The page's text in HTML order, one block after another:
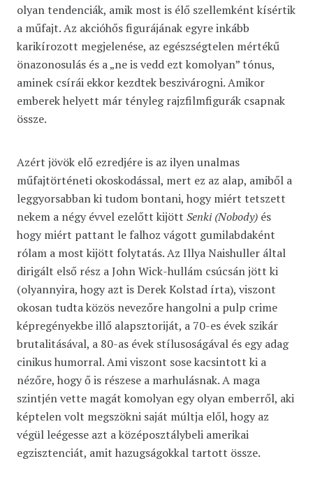
olyan tendenciák, amik most is élő szellemként kísértik
a műfajt. Az akcióhős figurájának egyre inkább
karikírozott megjelenése, az egészségtelen mértékű
önazonosulás és a „ne is vedd ezt komolyan” tónus,
aminek csírái ekkor kezdtek beszivárogni. Amikor
emberek helyett már tényleg rajzfilmfigurák csapnak
össze.
Azért jövök elő ezredjére is az ilyen unalmas
műfajtörténeti okoskodással, mert ez az alap, amiből a
leggyorsabban ki tudom bontani, hogy miért tetszett
nekem a négy évvel ezelőtt kijött Senki (Nobody) és
hogy miért pattant le falhoz vágott gumilabdaként
rólam a most kijött folytatás. Az Illya Naishuller által
dirigált első rész a John Wick-hullám csúcsán jött ki
(olyannyira, hogy azt is Derek Kolstad írta), viszont
okosan tudta közös nevezőre hangolni a pulp crime
képregényekbe illő alapsztoriját, a 70-es évek szikár
brutalitásával, a 80-as évek stílusoságával és egy adag
cinikus humorral. Ami viszont sose kacsintott ki a
nézőre, hogy ő is részese a marhulásnak. A maga
szintjén vette magát komolyan egy olyan emberről, aki
képtelen volt megszökni saját múltja elől, hogy az
végül leégesse azt a középosztálybeli amerikai
egzisztenciát, amit hazugságokkal tartott össze.